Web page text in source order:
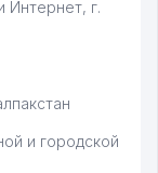
Интернет, г.
и городской